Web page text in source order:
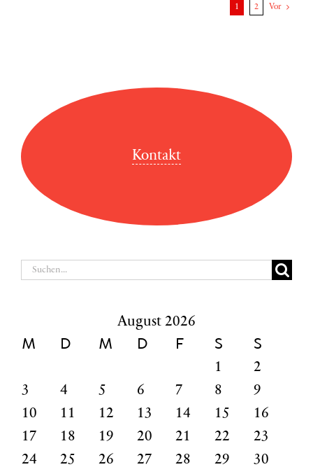
1 2 Vor
Kontakt
Suche
August 2026
M D M D F S S
1
2
3
4 5 6 7 8
9
10
11 12 13 14 15
16
17
18 19 20 21 22
23
24
25 26 27 28 29
30